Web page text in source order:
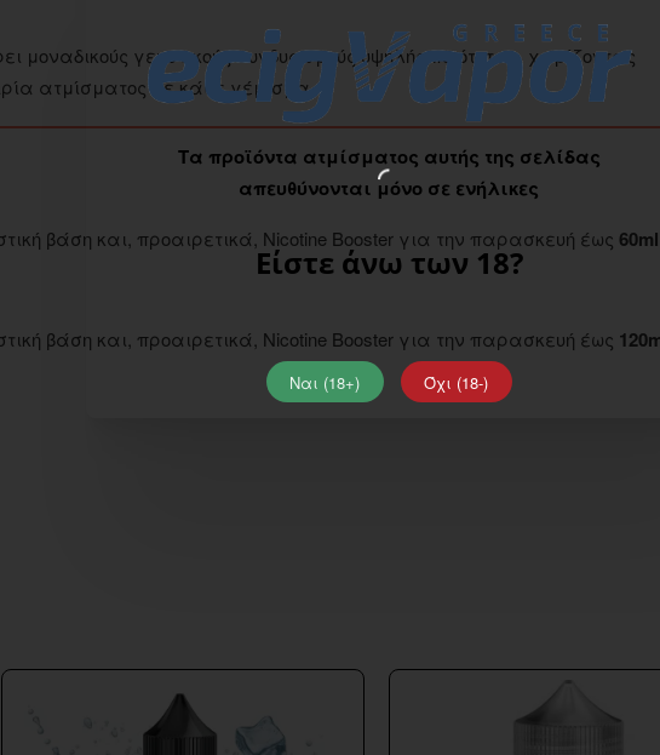
Τα προϊόντα ατμίσματος αυτής της σελίδας
απευθύνονται μόνο σε ενήλικες
Είστε άνω των 18?
Ναι (18+) Όχι (18-)
μοναδικούς γευστικούς συνδυασμούς υψηλής ποιότητας, χαρίζοντας
ατμίσματος σε κάθε γέμισμα.
βάση και, προαιρετικά, Nicotine Booster για την παρασκευή έως 60ml
βάση και, προαιρετικά, Nicotine Booster για την παρασκευή έως